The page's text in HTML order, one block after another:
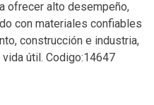
ofrecer alto desempeño,
con materiales confiables
construcción e industria,
útil. Codigo:14647